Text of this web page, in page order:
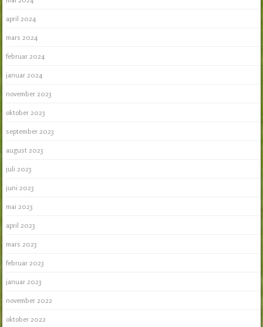
april 2024
mars 2024
februar 2024
januar 2024
november 2023
oktober 2023
september 2023
august 2023
juli 2023
juni 2023
mai 2023
april 2023
mars 2023
februar 2023
januar 2023
november 2022
oktober 2022